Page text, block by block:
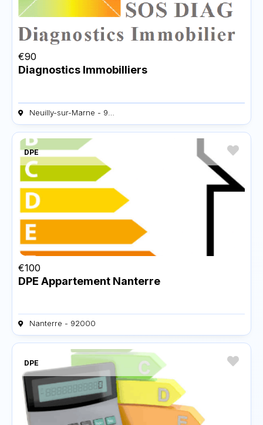
€90
Diagnostics Immobilliers
DPE
€100
DPE Appartement Nanterre
Nanterre - 92000
DPE